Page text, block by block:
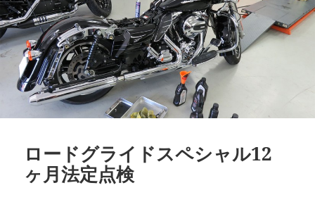
ロードグライドスペシャル12
ヶ月法定点検